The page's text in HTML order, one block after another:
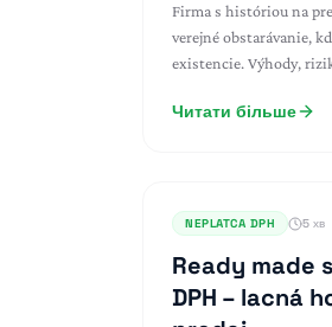
Firma s históriou na
verejné obstarávanie,
existencie. Výhody,
Читати більше
NEPLATCA DPH 5 хв
Ready made
DPH – lacná